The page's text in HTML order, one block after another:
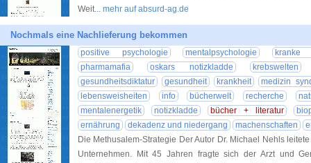
Weit... mehr auf absurd-ag.de
Nochmals eine Nachlieferung bekommen
positive psychologie mentalpsychologie
kranke
pharmamafia
oskars notizkladde
krebswelten
gesundheitsdiktatur
gesundheit krankheit
medizin
lebensweisheiten
info bücherwelt recherche
mentalenergetik
notizkladde bücher + literatur
ernährung
dekadenz und niedergang machenschaften
Die Methusalem-Strategie Der Autor Dr. Michael Nehls
Unternehmen. Mit 45 Jahren fragte sich der Arzt und